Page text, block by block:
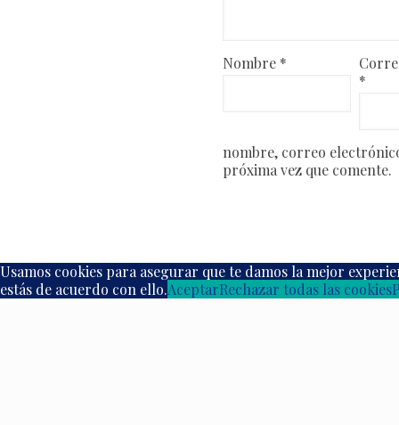
Nombre *
*
nombre, correo
próxima vez que comente.
Usamos cookies para asegurar que te damos la mejor
estás de acuerdo con ello.AceptarRechazar todas las cookies